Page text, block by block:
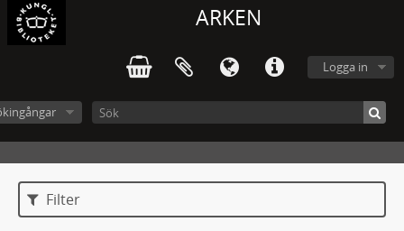
ARKEN
Logga in
Filter